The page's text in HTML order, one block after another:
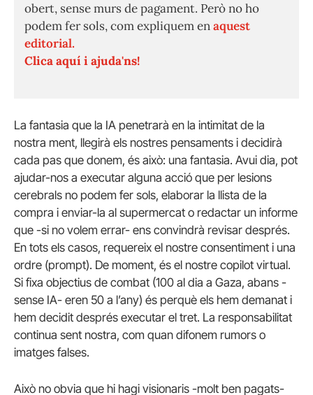
obert, sense murs de pagament. Però no ho
podem fer sols, com expliquem enaquest
editorial.
Clica aquí i ajuda'ns!
La fantasia que la IA penetrarà en la intimitat de la
nostra ment, llegirà els nostres pensaments i decidirà
cada pas que donem, és això: una fantasia. Avui dia, pot
ajudar-nos a executar alguna acció que per lesions
cerebrals no podem fer sols, elaborar la llista de la
compra i enviar-la al supermercat o redactar un informe
que -si no volem errar- ens convindrà revisar després.
En tots els casos, requereix el nostre consentiment i una
ordre (prompt). De moment, és el nostre copilot virtual.
Si fixa objectius de combat (100 al dia a Gaza, abans -
sense IA- eren 50 a l’any) és perquè els hem demanat i
hem decidit després executar el tret. La responsabilitat
continua sent nostra, com quan difonem rumors o
imatges falses.
Això no obvia que hi hagi visionaris -molt ben pagats-